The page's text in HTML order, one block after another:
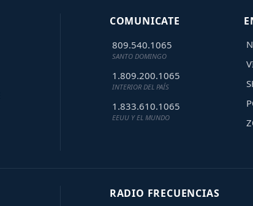
COMUNICATE
809.540.1065
SANTO DOMINGO
1.809.200.1065
INTERIOR DEL PAÍS
1.833.610.1065
EEUU Y EL MUNDO
RADIO FRECUENCIAS